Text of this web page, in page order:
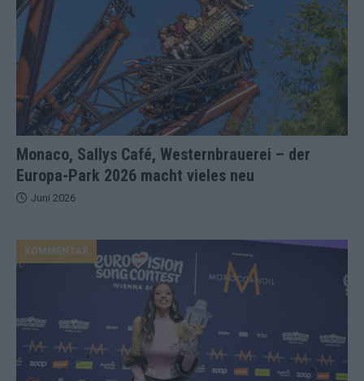
Monaco, Sallys Café, Westernbrauerei – der
Europa-Park 2026 macht vieles neu
Juni 2026
KOMMENTAR